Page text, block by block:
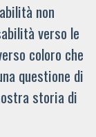
non
verso le
coloro che
questione di
storia di